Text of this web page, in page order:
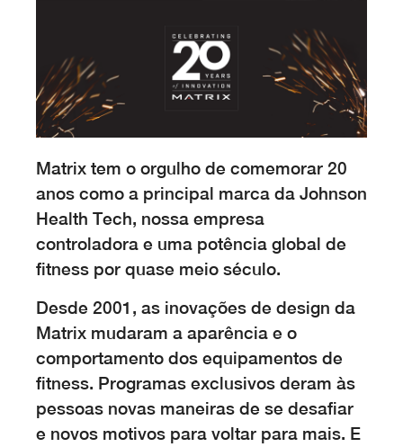
Matrix tem o orgulho de comemorar 20
anos como a principal marca da Johnson
Health Tech, nossa empresa
controladora e uma potência global de
fitness por quase meio século.
Desde 2001, as inovações de design da
Matrix mudaram a aparência e o
comportamento dos equipamentos de
fitness. Programas exclusivos deram às
pessoas novas maneiras de se desafiar
e novos motivos para voltar para mais. E